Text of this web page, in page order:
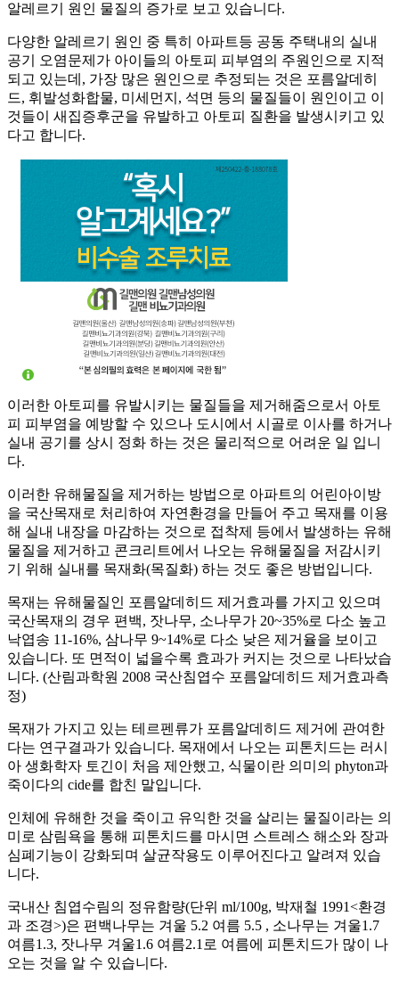
알레르기 원인 물질의 증가로 보고 있습니다.
다양한 알레르기 원인 중 특히 아파트등 공동 주택내의 실내
공기 오염문제가 아이들의 아토피 피부염의 주원인으로 지적
되고 있는데, 가장 많은 원인으로 추정되는 것은 포름알데히
드, 휘발성화합물, 미세먼지, 석면 등의 물질들이 원인이고 이
것들이 새집증후군을 유발하고 아토피 질환을 발생시키고 있
다고 합니다.
이러한 아토피를 유발시키는 물질들을 제거해줌으로서 아토
피 피부염을 예방할 수 있으나 도시에서 시골로 이사를 하거나
실내 공기를 상시 정화 하는 것은 물리적으로 어려운 일 입니
다.
이러한 유해물질을 제거하는 방법으로 아파트의 어린아이방
을 국산목재로 처리하여 자연환경을 만들어 주고 목재를 이용
해 실내 내장을 마감하는 것으로 접착제 등에서 발생하는 유해
물질을 제거하고 콘크리트에서 나오는 유해물질을 저감시키
기 위해 실내를 목재화(목질화) 하는 것도 좋은 방법입니다.
목재는 유해물질인 포름알데히드 제거효과를 가지고 있으며
국산목재의 경우 편백, 잣나무, 소나무가 20~35%로 다소 높고
낙엽송 11-16%, 삼나무 9~14%로 다소 낮은 제거율을 보이고
있습니다. 또 면적이 넓을수록 효과가 커지는 것으로 나타났습
니다. (산림과학원 2008 국산침엽수 포름알데히드 제거효과측
정)
목재가 가지고 있는 테르펜류가 포름알데히드 제거에 관여한
다는 연구결과가 있습니다. 목재에서 나오는 피톤치드는 러시
아 생화학자 토긴이 처음 제안했고, 식물이란 의미의 phyton과
죽이다의 cide를 합친 말입니다.
인체에 유해한 것을 죽이고 유익한 것을 살리는 물질이라는 의
미로 삼림욕을 통해 피톤치드를 마시면 스트레스 해소와 장과
심폐기능이 강화되며 살균작용도 이루어진다고 알려져 있습
니다.
국내산 침엽수림의 정유함량(단위 ml/100g, 박재철 1991<환경
과 조경>)은 편백나무는 겨울 5.2 여름 5.5 , 소나무는 겨울1.7
여름1.3, 잣나무 겨울1.6 여름2.1로 여름에 피톤치드가 많이 나
오는 것을 알 수 있습니다.